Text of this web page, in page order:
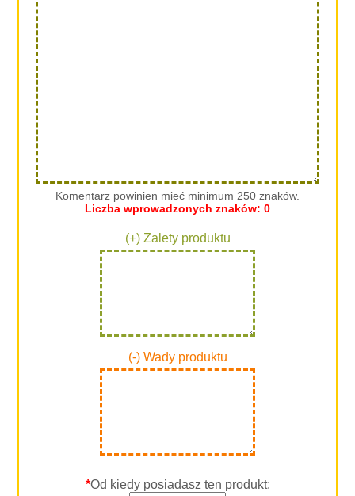
Komentarz powinien mieć minimum 250 znaków.
Liczba wprowadzonych znaków: 0
(+) Zalety produktu
(-) Wady produktu
*Od kiedy posiadasz ten produkt: